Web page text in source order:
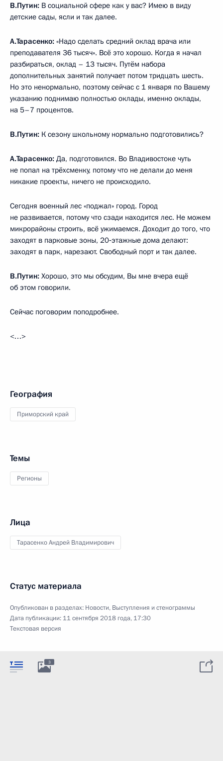
В.Путин: В социальной сфере как у вас? Имею в виду
детские сады, ясли и так далее.
А.Тарасенко: «Надо сделать средний оклад врача или
преподавателя 36 тысяч». Всё это хорошо. Когда я начал
разбираться, оклад – 13 тысяч. Путём набора
дополнительных занятий получает потом тридцать шесть.
Но это ненормально, поэтому сейчас с 1 января по Вашему
указанию поднимаю полностью оклады, именно оклады,
на 5–7 процентов.
В.Путин: К сезону школьному нормально подготовились?
А.Тарасенко: Да, подготовился. Во Владивостоке чуть
не попал на трёхсменку, потому что не делали до меня
никакие проекты, ничего не происходило.
Сегодня военный лес «поджал» город. Город
не развивается, потому что сзади находится лес. Не можем
микрорайоны строить, всё ужимаемся. Доходит до того, что
заходят в парковые зоны, 20‑этажные дома делают:
заходят в парк, нарезают. Свободный порт и так далее.
В.Путин: Хорошо, это мы обсудим, Вы мне вчера ещё
об этом говорили.
Сейчас поговорим поподробнее.
<…>
География
Приморский край
Темы
Регионы
Лица
Тарасенко Андрей Владимирович
Статус материала
Опубликован в разделах: Новости, Выступления и стенограммы
Дата публикации: 11 сентября 2018 года, 17:30
Текстовая версия
3